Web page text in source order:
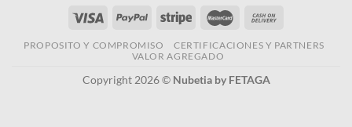
PROPOSITO Y COMPROMISO
CERTIFICACIONES Y PARTNERS
VALOR AGREGADO
Copyright 2026 © Nubetia by FETAGA